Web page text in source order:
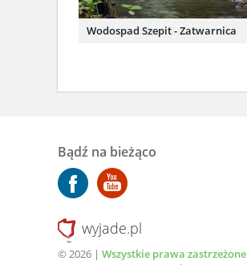
Wodospad Szepit - Zatwarnica
Bądź na bieżąco
wyjade.pl
© 2026 | Wszystkie prawa zastrzeżone